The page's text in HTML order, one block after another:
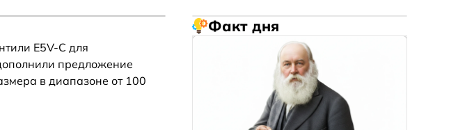
E5V-C для
предложение
в диапазоне от 100
Факт дня